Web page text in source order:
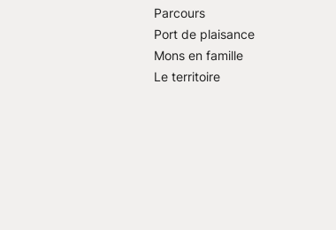
Parcours
Port de plaisance
Mons en famille
Le territoire